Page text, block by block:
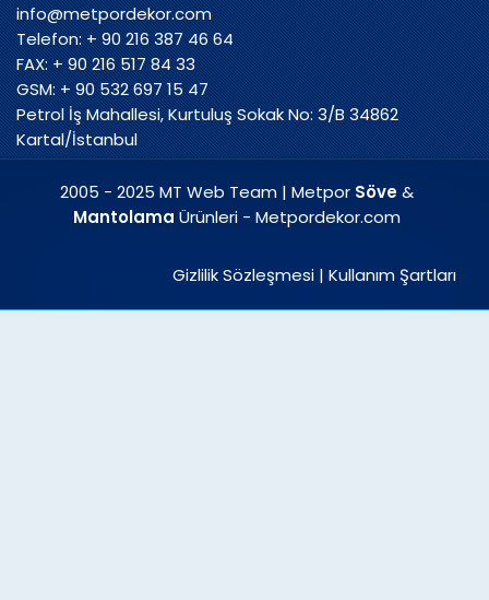
info@metpordekor.com
Telefon: + 90 216 387 46 64
FAX: + 90 216 517 84 33
GSM: + 90 532 697 15 47
Petrol İş Mahallesi, Kurtuluş Sokak No: 3/B 34862
Kartal/İstanbul
2005 - 2025 MT Web Team | Metpor Söve&
Mantolama Ürünleri - Metpordekor.com
Gizlilik Sözleşmesi | Kullanım Şartları